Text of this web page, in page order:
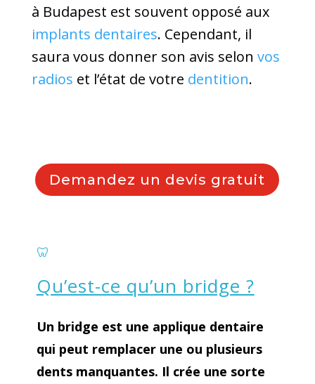
à Budapest est souvent opposé aux
implants dentaires. Cependant, il
saura vous donner son avis selon vos
radios et l’état de votre dentition.
Demandez un devis gratuit
🦷
Qu’est-ce qu’un bridge ?
Un bridge est une applique dentaire
qui peut remplacer une ou plusieurs
dents manquantes. Il crée une sorte